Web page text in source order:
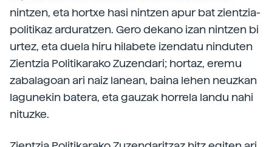
nintzen, eta hortxe hasi nintzen apur bat zientzia-
politikaz arduratzen. Gero dekano izan nintzen bi
urtez, eta duela hiru hilabete izendatu ninduten
Zientzia Politikarako Zuzendari; hortaz, eremu
zabalagoan ari naiz lanean, baina lehen neuzkan
lagunekin batera, eta gauzak horrela landu nahi
nituzke.